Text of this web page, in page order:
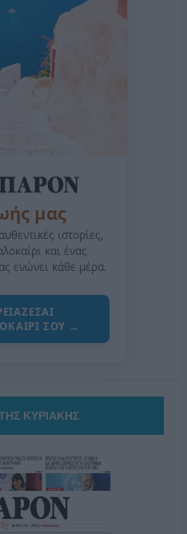
μας
ιστορίες,
και ένας
ενώνει κάθε μέρα.
ΣΟΥ →
ΚΥΡΙΑΚΗΣ